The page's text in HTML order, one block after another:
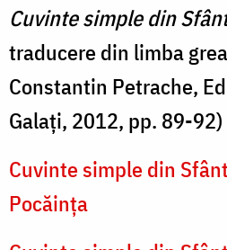
Cuvinte simple din
traducere din limba
Constantin Petrache,
Galaţi, 2012, pp. 89-92)
Cuvinte simple din
Pocăința